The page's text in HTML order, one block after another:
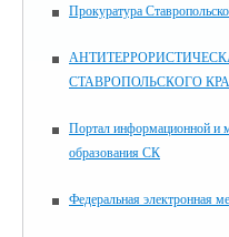
Прокуратура
СТАВРОПОЛЬСКОГО
Портал информационной и
образования СК
Федеральная электронная